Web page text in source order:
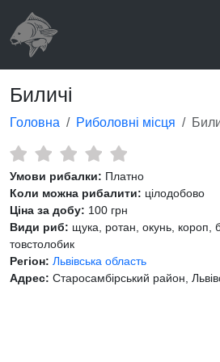
Биличі
Головна Риболовні місця
Умови рибалки: Платно
Коли можна рибалити: цілодобово
Ціна за добу: 100 грн
Види риб: щука, ротан, окунь, короп,
товстолобик
Регіон: Львівська область
Адрес: Старосамбірський район,